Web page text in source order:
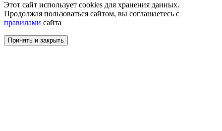
Этот сайт использует cookies для хранения данных.
Продолжая пользоваться сайтом, вы соглашаетесь с
правилами сайта
Принять и закрыть